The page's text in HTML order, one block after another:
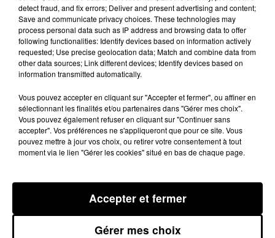
Lecture (4 min 7 sec)
100%
13 décembre 2024 - 4 min 7 sec
LES INFOS DU TARN DU 13/12/2024 À 08H30
detect fraud, and fix errors; Deliver and present advertising and content;
Save and communicate privacy choices. These technologies may
process personal data such as IP address and browsing data to offer
following functionalities: Identify devices based on information actively
requested; Use precise geolocation data; Match and combine data from
other data sources; Link different devices; Identify devices based on
information transmitted automatically.
Vous pouvez accepter en cliquant sur "Accepter et fermer", ou affiner en
sélectionnant les finalités et/ou partenaires dans "Gérer mes choix".
Vous pouvez également refuser en cliquant sur "Continuer sans
accepter". Vos préférences ne s'appliqueront que pour ce site. Vous
pouvez mettre à jour vos choix, ou retirer votre consentement à tout
moment via le lien "Gérer les cookies" situé en bas de chaque page.
Gérer mes choix
Accepter et fermer